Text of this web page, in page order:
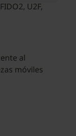
U2F,
al
móviles